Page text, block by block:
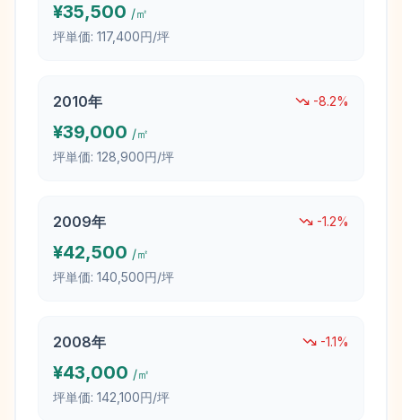
¥35,500 /㎡
坪単価: 117,400円/坪
2010年 -8.2%
¥39,000 /㎡
坪単価: 128,900円/坪
2009年 -1.2%
¥42,500 /㎡
坪単価: 140,500円/坪
2008年 -1.1%
¥43,000 /㎡
坪単価: 142,100円/坪